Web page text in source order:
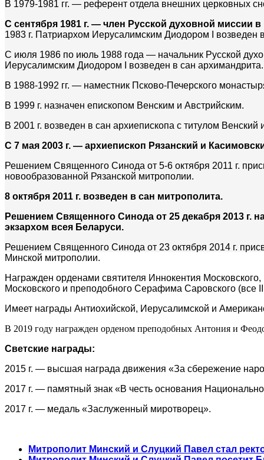
В 1979-1981 гг. — референт отдела внешних церковных
С сентября 1981 г. — член Русской духовной миссии
1983 г. Патриархом Иерусалимским Диодором I возведен
С июля 1986 по июль 1988 года — начальник Русской
Иерусалимским Диодором I возведен в сан архимандрита.
В 1988-1992 гг. — наместник Псково-Печерского
В 1999 г. назначен епископом Венским и Австрийским.
В 2001 г. возведен в сан архиепископа с титулом Венский
С 7 мая 2003 г. — архиепископ Рязанский и
Решением Священного Синода от 5-6 октября 2011 г.
новообразованной Рязанской митрополии.
8 октября 2011 г. возведен в сан митрополита.
Решением Священного Синода от 25 декабря 2013
экзархом всея Беларуси.
Решением Священного Синода от 23 октября 2014 г.
Минской митрополии.
Награжден орденами святителя Иннокентия
Московского и преподобного Серафима Саровского (все
Имеет награды Антиохийской, Иерусалимской и
В 2019 году награжден орденом преподобных Антония и
Светские награды:
2015 г. — высшая награда движения «За сбережение
2017 г. — памятный знак «В честь основания
2017 г. — медаль «Заслуженный миротворец».
Митрополит Минский и Слуцкий Павел стал